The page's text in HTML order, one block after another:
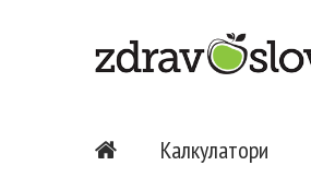
Калкулатори